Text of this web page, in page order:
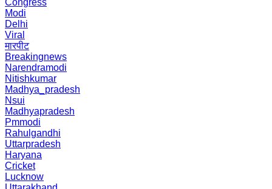
Congress
Modi
Delhi
Viral
मारपीट
Breakingnews
Narendramodi
Nitishkumar
Madhya_pradesh
Nsui
Madhyapradesh
Pmmodi
Rahulgandhi
Uttarpradesh
Haryana
Cricket
Lucknow